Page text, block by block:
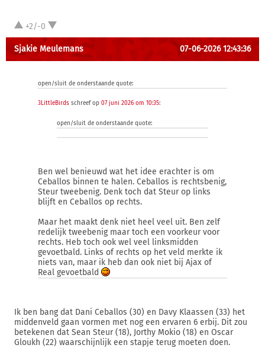
+2/-0
Sjakie Meulemans 07-06-2026 12:43:36
open/sluit de onderstaande quote:
3LittleBirds schreef op 07 juni 2026 om 10:35:
open/sluit de onderstaande quote:
Ben wel benieuwd wat het idee erachter is om
Ceballos binnen te halen. Ceballos is rechtsbenig,
Steur tweebenig. Denk toch dat Steur op links
blijft en Ceballos op rechts.
Maar het maakt denk niet heel veel uit. Ben zelf
redelijk tweebenig maar toch een voorkeur voor
rechts. Heb toch ook wel veel linksmidden
gevoetbald. Links of rechts op het veld merkte ik
niets van, maar ik heb dan ook niet bij Ajax of
Real gevoetbald
Ik ben bang dat Dani Ceballos (30) en Davy Klaassen (33) het
middenveld gaan vormen met nog een ervaren 6 erbij. Dit zou
betekenen dat Sean Steur (18), Jorthy Mokio (18) en Oscar
Gloukh (22) waarschijnlijk een stapje terug moeten doen.